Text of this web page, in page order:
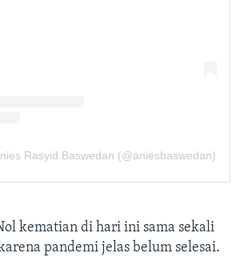
kematian di hari ini sama sekali
pandemi jelas belum selesai.